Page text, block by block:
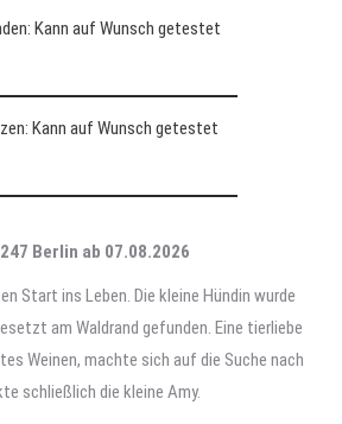
Kann auf Wunsch getestet
Kann auf Wunsch getestet
Berlin ab 07.08.2026
Start ins Leben. Die kleine Hündin wurde
am Waldrand gefunden. Eine tierliebe
Weinen, machte sich auf die Suche nach
schließlich die kleine Amy.